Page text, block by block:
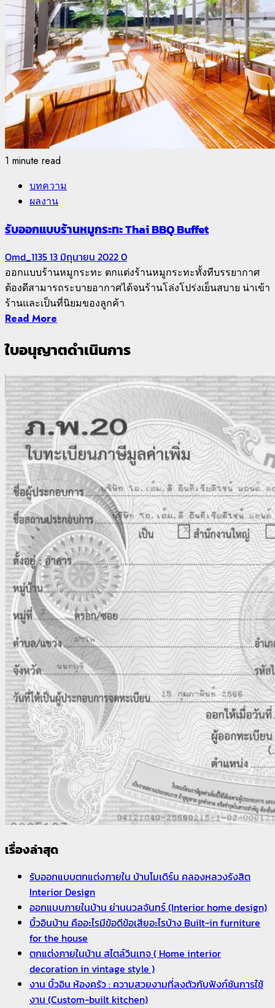
1 minute read
บทความ
ผลงาน
รับออกแบบร้านหมูกระทะ Thai BBQ Buffet
Omd_113513 มิถุนายน 20220
ออกแบบร้านหมูกระทะ ตกแต่งร้านหมูกระทะทั้งทีบรรยากาศ
ต้องดีสามารถระบายอากาศได้จนร้านโล่งโปร่งเย็นสบาย น่าเข้า
ร้านและเป็นที่นิยมของลูกค้า
Read More
ใบอนุญาตดำเนินการ
เรื่องล่าสุด
รับออกแบบตกแต่งภายใน บ้านโมเดิร์น คลองหลวงรังสิต
Interior Design
ออกแบบภายในบ้าน ย่านนวลจันทร์ (Interior home design)
บิ้วอินบ้าน คืออะไรมีข้อดีข้อเสียอะไรบ้าง Built-in furniture
for the house
ตกแต่งภายในบ้าน สไตล์วินเทจ ( Home interior
decoration in vintage style )
งาน บิ้วอิน ห้องครัว : ความสวยงามที่ลงตัวกับฟังก์ชันการใช้
งาน (Custom-built kitchen)